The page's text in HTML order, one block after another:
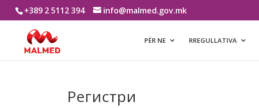
+389 2 5112 394 info@malmed.gov.mk
PËR NE RREGULLATIVA
Регистри